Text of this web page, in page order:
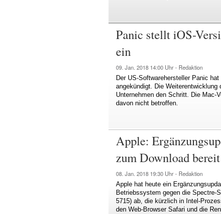
Panic stellt iOS-
ein
09. Jan. 2018 14:00 Uhr - Redaktion
Der US-Softwarehersteller Panic
angekündigt. Die
Unternehmen den Schritt. Die Mac-
davon nicht betroffen.
Apple:
zum Download bereit
08. Jan. 2018 19:30 Uhr - Redaktion
Apple hat heute ein
Betriebssystem gegen die Spectre-
5715) ab, die kürzlich in Intel-
den Web-Browser Safari und die